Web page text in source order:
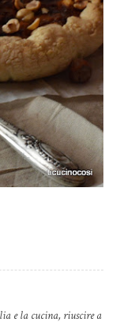
e la cucina, riuscire a